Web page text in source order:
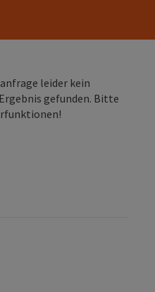
leider kein
gefunden. Bitte